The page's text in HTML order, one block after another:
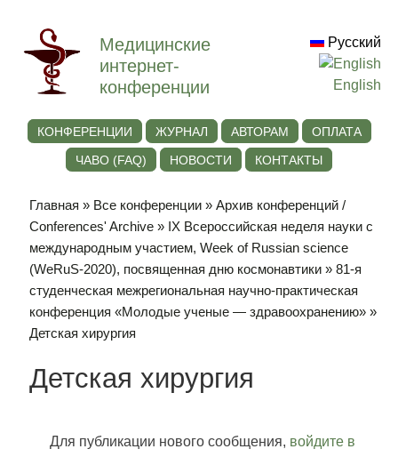
Медицинские
интернет-
конференции
Русский
English
КОНФЕРЕНЦИИ ЖУРНАЛ АВТОРАМ
ОПЛАТА
ЧАВО (FAQ)
НОВОСТИ КОНТАКТЫ
Главная » Все конференции »Архив конференций /
Conferences' Archive » IХ Всероссийская неделя науки с
международным участием, Week of Russian science
(WeRuS-2020), посвященная дню космонавтики »81-я
студенческая межрегиональная научно-практическая
конференция «Молодые ученые — здравоохранению» »
Детская хирургия
Детская хирургия
Для публикации нового сообщения, войдите в